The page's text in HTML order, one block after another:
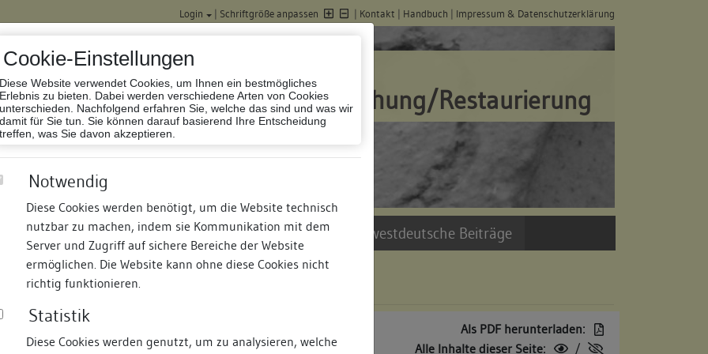
Cookie-Einstellungen
Diese Website verwendet Cookies, um Ihnen ein bestmögliches
Erlebnis zu bieten. Dabei werden verschiedene Arten von Cookies
unterschieden. Nachfolgend erfahren Sie, welche das sind und was wir
damit für Sie tun. Sie können darauf basierend Ihre Entscheidung
treffen, was Sie davon akzeptieren.
Notwendig
Diese Cookies werden benötigt, um die Website technisch
nutzbar zu machen, indem sie Kommunikation mit dem
Server und Zugriff auf sichere Bereiche der Website
ermöglichen. Die Website kann ohne diese Cookies nicht
richtig funktionieren.
Statistik
Diese Cookies werden genutzt, um zu analysieren, welche
Login | Schriftgröße anpassen | Kontakt | Handbuch | Impressum & Datenschutzerklärung
Datenbank Bauforschung/Restaurierung
Termine Suche Freie Bauforscher:innen Südwestdeutsche Beiträge
Als PDF herunterladen:
Alle Inhalte dieser Seite:
/